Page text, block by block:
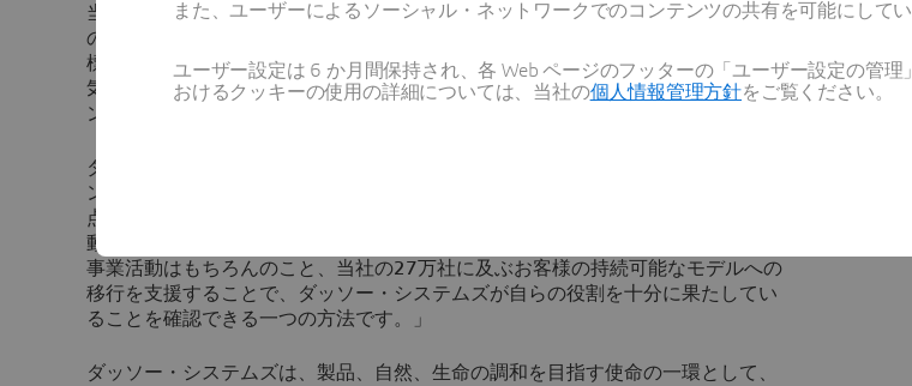
当エグゼクティブ・バイス・プレジデントであるフローレンス・ベルゼレンは次
のように述べています。「科学に基づいた取り組みを行う企業として、排出量目
標の最高水準である『科学的根拠に基づく目標』を目指すのは当然のことです。
気候変動は世界最大のリスクの一つであるだけでなく、持続可能なイノベーショ
ンのための歴史上最大の機会の一つでもあると考えています。」
ダッソー・システムズのCSO (最高サステナビリティ責任者) 、アリス・スティー
ンランドは次のように述べています。「国連は2030年までの期間を気候問題の観
点から『行動の10年』と呼んでいますが、これは数年後ではなく、今まさに、行
動する必要があるからです。SBTiとの取り組みは、ダッソー・システムズ自身の
事業活動はもちろんのこと、当社の27万社に及ぶお客様の持続可能なモデルへの
移行を支援することで、ダッソー・システムズが自らの役割を十分に果たしてい
ることを確認できる一つの方法です。」
ダッソー・システムズは、製品、自然、生命の調和を目指す使命の一環として、
また、ユーザーによるソーシャル・ネットワークでのコンテンツの共有を可能にしてい
ユーザー設定は 6 か月間保持され、各 Web ページのフッターの「ユーザー設定の管
おけるクッキーの使用の詳細については、当社の個人情報管理方針をご覧ください。